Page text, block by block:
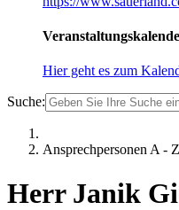
Hier geht es zum
Suche:
Ansprechpersonen A - Z
Herr Janik